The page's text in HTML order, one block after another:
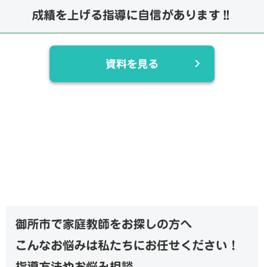
成績を上げる指導に自信があります‼️
資料を見る
御所市で家庭教師をお探しの方へ
こんなお悩みは私たちにお任せください！